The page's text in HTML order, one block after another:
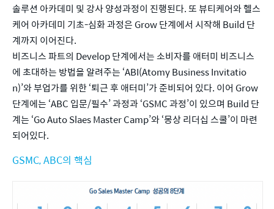
솔루션 아카데미 및 강사 양성과정이 진행된다. 또 뷰티케어와 헬스
케어 아카데미 기초-심화 과정은 Grow 단계에서 시작해 Build 단
계까지 이어진다.
비즈니스 파트의 Develop 단계에서는 소비자를 애터미 비즈니스
에 초대하는 방법을 알려주는 ‘ABI(Atomy Business Invitatio
n)’와 부업가를 위한 ‘퇴근 후 애터미’가 준비되어 있다. 이어 Grow
단계에는 ‘ABC 입문/필수’ 과정과 ‘GSMC 과정’이 있으며 Build 단
계는 ‘Go Auto Slaes Master Camp’와 ‘몽상 리더십 스쿨’이 마련
되어있다.
GSMC, ABC의 핵심